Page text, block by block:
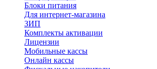
Блоки питания
Для интернет-магазина
ЗИП
Комплекты активации
Лицензии
Мобильные кассы
Онлайн кассы